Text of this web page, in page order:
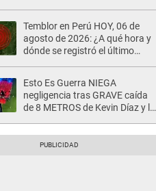
Temblor en Perú HOY, 06 de
agosto de 2026: ¿A qué hora y
dónde se registró el último
Esto Es Guerra NIEGA
negligencia tras GRAVE caída
de 8 METROS de Kevin Díaz y lo